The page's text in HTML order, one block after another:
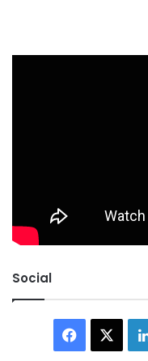
Social
Facebook